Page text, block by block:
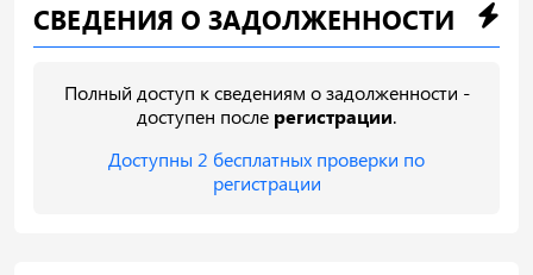
СВЕДЕНИЯ О ЗАДОЛЖЕННОСТИ
Полный доступ к сведениям о задолженности -
доступен после регистрации.
Доступны 2 бесплатных проверки по
регистрации